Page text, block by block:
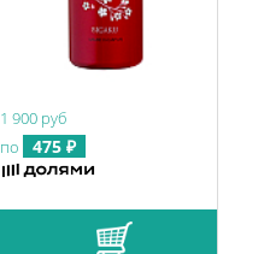
1 900 руб
по
475 ₽